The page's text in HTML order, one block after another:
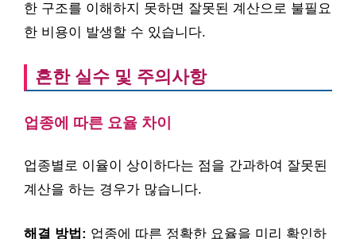
한 구조를 이해하지 못하면 잘못된 계산으로 불필요
한 비용이 발생할 수 있습니다.
흔한 실수 및 주의사항
업종에 따른 요율 차이
업종별로 이율이 상이하다는 점을 간과하여 잘못된
계산을 하는 경우가 많습니다.
해결 방법: 업종에 따른 정확한 요율을 미리 확인하